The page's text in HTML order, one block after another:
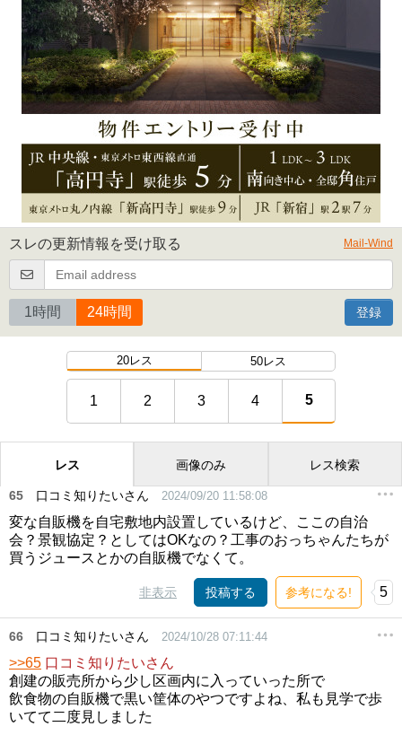
スレの更新情報を受け取る Mail-Wind
1時間 24時間 登録
20レス 50レス
1 2 3 4 5
レス 画像のみ レス検索
65 口コミ知りたいさん 2024/09/20 11:58:08
変な自販機を自宅敷地内設置しているけど、ここの自治
会？景観協定？としてはOKなの？工事のおっちゃんたちが
買うジュースとかの自販機でなくて。
非表示 投稿する 参考になる! 5
66 口コミ知りたいさん 2024/10/28 07:11:44
>>65 口コミ知りたいさん
創建の販売所から少し区画内に入っていった所で
飲食物の自販機で黒い筐体のやつですよね、私も見学で歩
いてて二度見しました